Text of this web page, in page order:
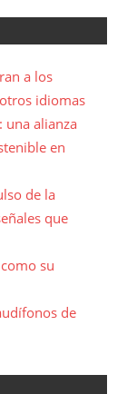
a los
idiomas
alianza
en
de la
que
su
de